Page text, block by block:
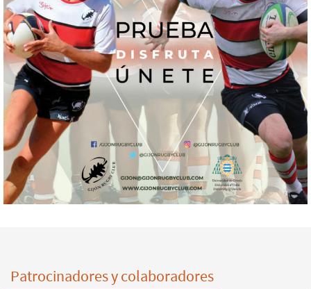
Patrocinadores y colaboradores